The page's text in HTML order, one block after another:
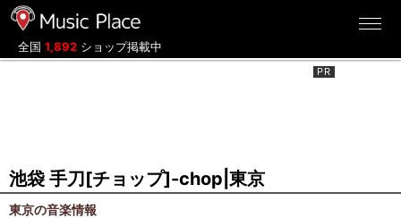
全国 1,892 ショップ掲載中
池袋 手刀[チョップ]-chop|東京
東京の音楽情報